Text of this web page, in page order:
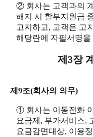
② 회사는 고객과의
해지 시 할부지원금
고지하고, 고객은 고
해당란에 자필서명을
제3장
제9조(회사의 의무)
① 회사는 이동전화
요금제, 부가서비스,
요금감면대상, 이용